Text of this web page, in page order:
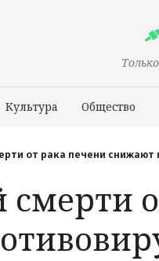
Культура Общество
от рака печени
смерти